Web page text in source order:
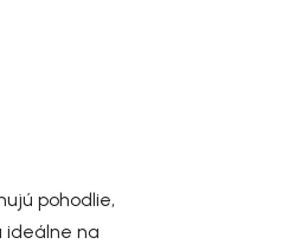
pohodlie,
ideálne na